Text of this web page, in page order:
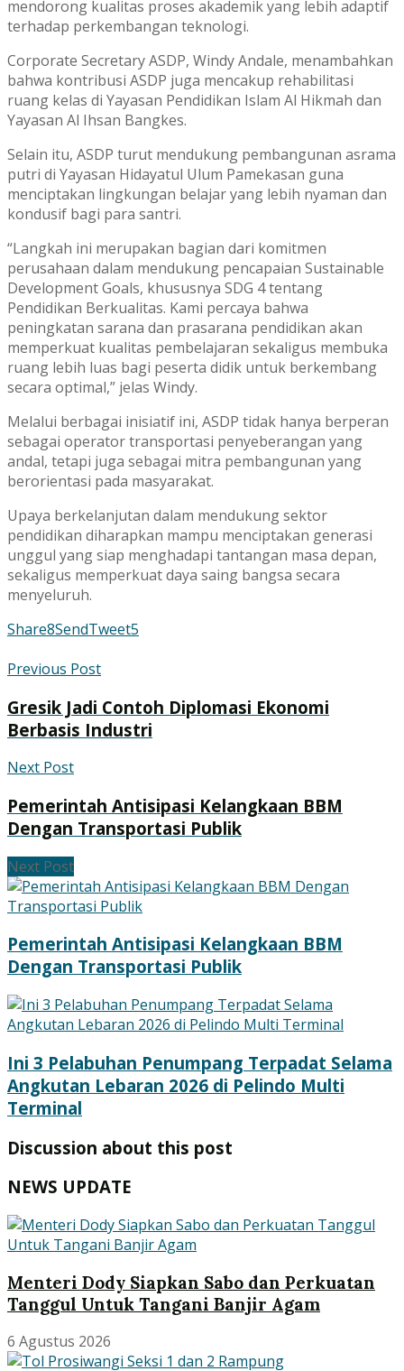
mendorong kualitas proses akademik yang lebih adaptif
terhadap perkembangan teknologi.
Corporate Secretary ASDP, Windy Andale, menambahkan
bahwa kontribusi ASDP juga mencakup rehabilitasi
ruang kelas di Yayasan Pendidikan Islam Al Hikmah dan
Yayasan Al Ihsan Bangkes.
Selain itu, ASDP turut mendukung pembangunan asrama
putri di Yayasan Hidayatul Ulum Pamekasan guna
menciptakan lingkungan belajar yang lebih nyaman dan
kondusif bagi para santri.
“Langkah ini merupakan bagian dari komitmen
perusahaan dalam mendukung pencapaian Sustainable
Development Goals, khususnya SDG 4 tentang
Pendidikan Berkualitas. Kami percaya bahwa
peningkatan sarana dan prasarana pendidikan akan
memperkuat kualitas pembelajaran sekaligus membuka
ruang lebih luas bagi peserta didik untuk berkembang
secara optimal,” jelas Windy.
Melalui berbagai inisiatif ini, ASDP tidak hanya berperan
sebagai operator transportasi penyeberangan yang
andal, tetapi juga sebagai mitra pembangunan yang
berorientasi pada masyarakat.
Upaya berkelanjutan dalam mendukung sektor
pendidikan diharapkan mampu menciptakan generasi
unggul yang siap menghadapi tantangan masa depan,
sekaligus memperkuat daya saing bangsa secara
menyeluruh.
Share8SendTweet5
Previous Post
Gresik Jadi Contoh Diplomasi Ekonomi
Berbasis Industri
Next Post
Pemerintah Antisipasi Kelangkaan BBM
Dengan Transportasi Publik
Next Post
Pemerintah Antisipasi Kelangkaan BBM
Dengan Transportasi Publik
Ini 3 Pelabuhan Penumpang Terpadat Selama
Angkutan Lebaran 2026 di Pelindo Multi
Terminal
Discussion about this post
NEWS UPDATE
Menteri Dody Siapkan Sabo dan Perkuatan
Tanggul Untuk Tangani Banjir Agam
6 Agustus 2026